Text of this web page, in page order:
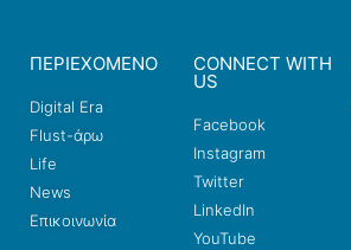
ΠΕΡΙΕΧΟΜΕΝΟ
Digital Era
Flust-άρω
Life
News
Επικοινωνία
CONNECT WITH
US
Facebook
Instagram
Twitter
LinkedIn
YouTube